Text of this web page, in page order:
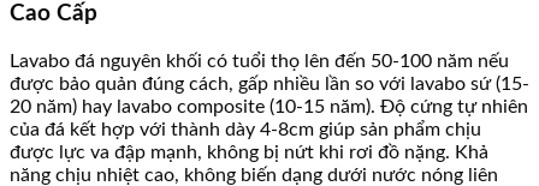
Cao Cấp
Lavabo đá nguyên khối có tuổi thọ lên đến 50-100 năm nếu
được bảo quản đúng cách, gấp nhiều lần so với lavabo sứ (15-
20 năm) hay lavabo composite (10-15 năm). Độ cứng tự nhiên
của đá kết hợp với thành dày 4-8cm giúp sản phẩm chịu
được lực va đập mạnh, không bị nứt khi rơi đồ nặng. Khả
năng chịu nhiệt cao, không biến dạng dưới nước nóng liên